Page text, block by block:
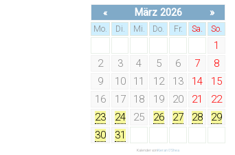
« März 2026 »
Mo. Di. Mi. Do. Fr. Sa. So.
1
2
3 4 5 6 7
8
9
10 11 12 13 14
15
16
17 18 19 20 21
22
23
24 25 26 27 28
29
30
31
Kalender vonKieran O'Shea